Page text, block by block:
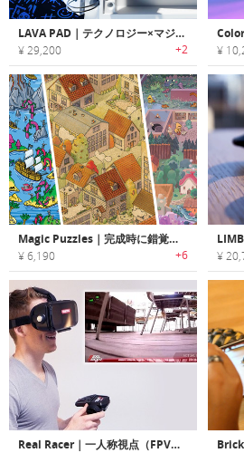
LAVA PAD｜テクノロジー×マジック、手品用加熱式メモ帳
¥ 29,200 +2 ¥
Magic Puzzles｜完成時に錯覚を利用したサプライズな仕掛けがあるジグソーパズル「マジックパズル」
¥ 6,190 +6 ¥
Real Racer｜一人称視点（FPV）のドライビング経験ができるRCカー「リアルレーサー」